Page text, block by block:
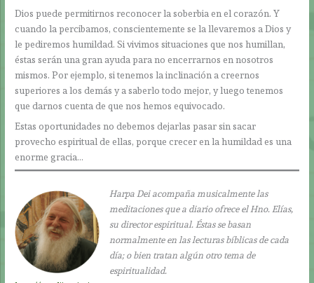
Dios puede permitirnos reconocer la soberbia en el corazón. Y
cuando la percibamos, conscientemente se la llevaremos a Dios y
le pediremos humildad. Si vivimos situaciones que nos humillan,
éstas serán una gran ayuda para no encerrarnos en nosotros
mismos. Por ejemplo, si tenemos la inclinación a creernos
superiores a los demás y a saberlo todo mejor, y luego tenemos
que darnos cuenta de que nos hemos equivocado.
Estas oportunidades no debemos dejarlas pasar sin sacar
provecho espiritual de ellas, porque crecer en la humildad es una
enorme gracia…
Harpa Dei acompaña musicalmente las
meditaciones que a diario ofrece el Hno. Elías,
su director espiritual. Éstas se basan
normalmente en las lecturas bíblicas de cada
día; o bien tratan algún otro tema de
espiritualidad.